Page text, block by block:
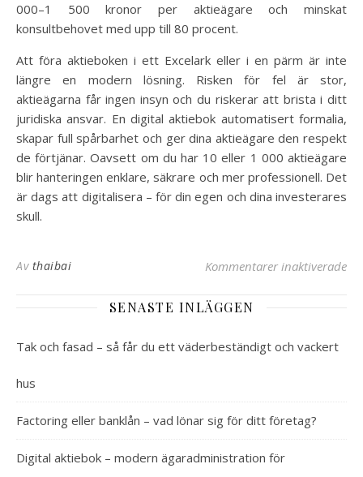
000–1 500 kronor per aktieägare och minskat
konsultbehovet med upp till 80 procent.
Att föra aktieboken i ett Excelark eller i en pärm är inte
längre en modern lösning. Risken för fel är stor,
aktieägarna får ingen insyn och du riskerar att brista i ditt
juridiska ansvar. En digital aktiebok automatisert formalia,
skapar full spårbarhet och ger dina aktieägare den respekt
de förtjänar. Oavsett om du har 10 eller 1 000 aktieägare
blir hanteringen enklare, säkrare och mer professionell. Det
är dags att digitalisera – för din egen och dina investerares
skull.
Av thaibai Kommentarer inaktiverade
SENASTE INLÄGGEN
Tak och fasad – så får du ett väderbeständigt och vackert
hus
Factoring eller banklån – vad lönar sig för ditt företag?
Digital aktiebok – modern ägaradministration för